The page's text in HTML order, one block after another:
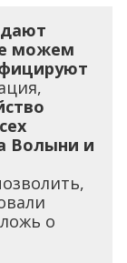
можем
Волыни и
о